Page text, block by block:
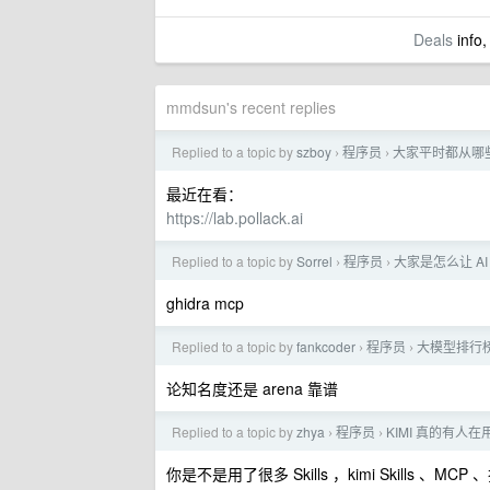
Dealsinfo,
mmdsun's recent replies
Replied to a topic byszboy › 程序员 › 大家平时都从哪
最近在看：
https://lab.pollack.ai
Replied to a topic bySorrel › 程序员 › 大家是怎么让
ghidra mcp
Replied to a topic byfankcoder › 程序员 › 大模型排行
论知名度还是 arena 靠谱
Replied to a topic byzhya › 程序员 › KIMI 真的有人在
你是不是用了很多 Skills ，kimi Skills 、MCP